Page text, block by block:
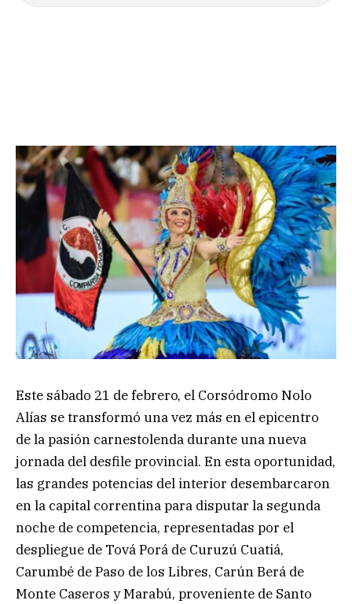
Este sábado 21 de febrero, el Corsódromo Nolo
Alías se transformó una vez más en el epicentro
de la pasión carnestolenda durante una nueva
jornada del desfile provincial. En esta oportunidad,
las grandes potencias del interior desembarcaron
en la capital correntina para disputar la segunda
noche de competencia, representadas por el
despliegue de Tová Porá de Curuzú Cuatiá,
Carumbé de Paso de los Libres, Carún Berá de
Monte Caseros y Marabú, proveniente de Santo